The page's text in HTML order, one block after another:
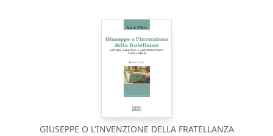
GIUSEPPE O L'INVENZIONE DELLA FRATELLANZA